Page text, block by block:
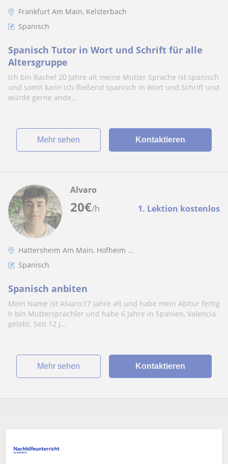
Frankfurt Am Main, Kelsterbach
Spanisch
Spanisch Tutor in Wort und Schrift für alle
Altersgruppe
Ich bin Rachel 20 Jahre alt meine Mutter Sprache ist spanisch
und somit kann ich fließend spanisch in Wort und Schrift und
würde gerne ande...
Mehr sehen Kontaktieren
20€/h 1. Lektion kostenlos
Alvaro
Hattersheim Am Main, Hofheim ...
Spanisch
Spanisch anbiten
Mein Name ist Alvaro,17 Jahre alt und habe mein Abitur fertig
h bin Muttersprachler und habe 6 Jahre in Spanien, Valencia
gelebt. Seit 12 J...
Mehr sehen Kontaktieren
Passe deine Suche an, um mehr Ergebnisse zu sehen,